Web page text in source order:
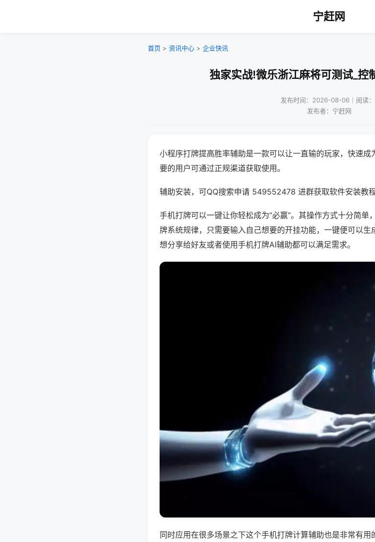
宁赶网
首页 > 资讯中心 > 企业快讯
独家实战!微乐浙江麻将可测试_控
发布时间：2026-08-06｜阅读：
发布者：宁赶网
小程序打牌提高胜率辅助是一款可以让一直输的玩家，快速成
要的用户可通过正规渠道获取使用。
辅助安装，可QQ搜索申请 549552478 进群获取软件安装教
手机打牌可以一键让你轻松成为“必赢”。其操作方式十分简单
牌系统规律，只需要输入自己想要的开挂功能，一键便可以
想分享给好友或者使用手机打牌AI辅助都可以满足需求。
同时应用在很多场景之下这个手机打牌计算辅助也是非常有